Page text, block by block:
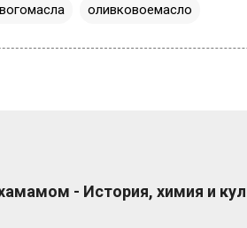
оливковоемасло
- История, химия и